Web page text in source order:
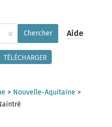
× Chercher Aide
TÉLÉCHARGER
> Nouvelle-Aquitaine >